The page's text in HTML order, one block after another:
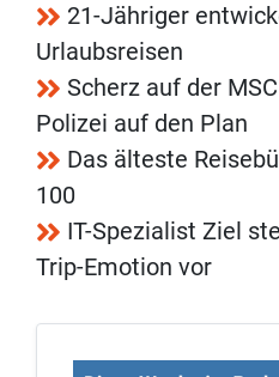
21-Jähriger
Urlaubsreisen
Scherz auf der
Polizei auf den Plan
Das älteste
100
IT-Spezialist Ziel
Trip-Emotion vor